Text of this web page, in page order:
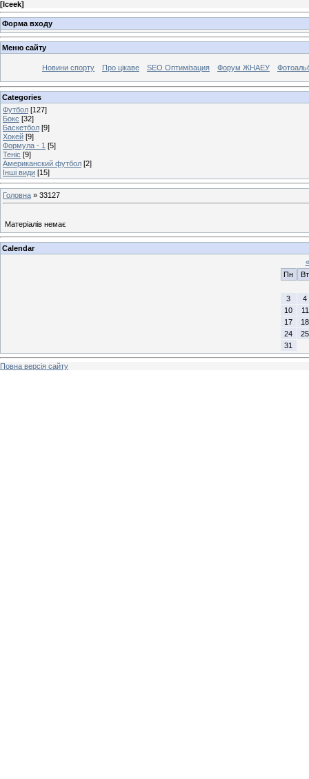
[Iceek]
Форма входу
Меню сайту
Новини спорту Про цікаве SEO Оптимізация Форум ЖНАЕУ
Categories
Футбол [127]
Бокс [32]
Баскетбол [9]
Хокей [9]
Формула - 1 [5]
Теніс [9]
Американский футбол [2]
Інші види [15]
Головна » 33127
Матеріалів немає
Calendar
«
Пн
Вт
3
4
10
11
17
18
24
25
31
Повна версія сайту